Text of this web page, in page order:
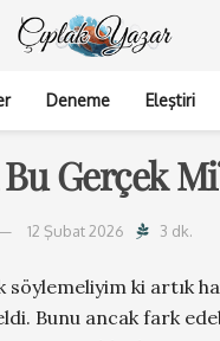
Deneme Eleştiri
Gerçek
12 Şubat 2026 3 dk.
söylemeliyim ki artık
Bunu ancak fark